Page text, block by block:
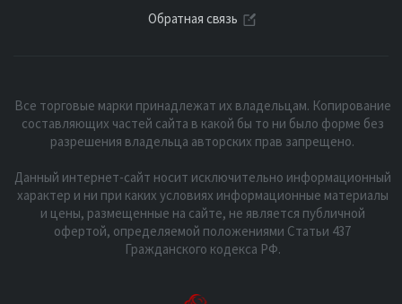
Обратная связь
Все торговые марки принадлежат их владельцам. Копирование
составляющих частей сайта в какой бы то ни было форме без
разрешения владельца авторских прав запрещено.
Данный интернет-сайт носит исключительно информационный
характер и ни при каких условиях информационные материалы
и цены, размещенные на сайте, не является публичной
офертой, определяемой положениями Статьи 437
Гражданского кодекса РФ.